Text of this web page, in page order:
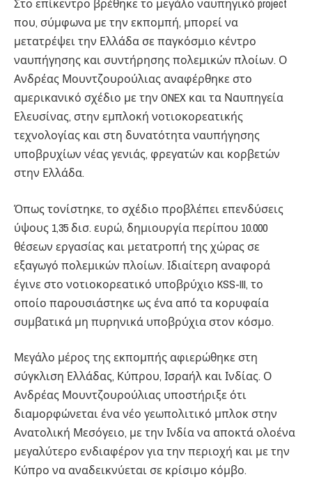
Στο επίκεντρο βρέθηκε το μεγάλο ναυπηγικό project
που, σύμφωνα με την εκπομπή, μπορεί να
μετατρέψει την Ελλάδα σε παγκόσμιο κέντρο
ναυπήγησης και συντήρησης πολεμικών πλοίων. Ο
Ανδρέας Μουντζουρούλιας αναφέρθηκε στο
αμερικανικό σχέδιο με την ONEX και τα Ναυπηγεία
Ελευσίνας, στην εμπλοκή νοτιοκορεατικής
τεχνολογίας και στη δυνατότητα ναυπήγησης
υποβρυχίων νέας γενιάς, φρεγατών και κορβετών
στην Ελλάδα.
Όπως τονίστηκε, το σχέδιο προβλέπει επενδύσεις
ύψους 1,35 δισ. ευρώ, δημιουργία περίπου 10.000
θέσεων εργασίας και μετατροπή της χώρας σε
εξαγωγό πολεμικών πλοίων. Ιδιαίτερη αναφορά
έγινε στο νοτιοκορεατικό υποβρύχιο KSS-III, το
οποίο παρουσιάστηκε ως ένα από τα κορυφαία
συμβατικά μη πυρηνικά υποβρύχια στον κόσμο.
Μεγάλο μέρος της εκπομπής αφιερώθηκε στη
σύγκλιση Ελλάδας, Κύπρου, Ισραήλ και Ινδίας. Ο
Ανδρέας Μουντζουρούλιας υποστήριξε ότι
διαμορφώνεται ένα νέο γεωπολιτικό μπλοκ στην
Ανατολική Μεσόγειο, με την Ινδία να αποκτά ολοένα
μεγαλύτερο ενδιαφέρον για την περιοχή και με την
Κύπρο να αναδεικνύεται σε κρίσιμο κόμβο.